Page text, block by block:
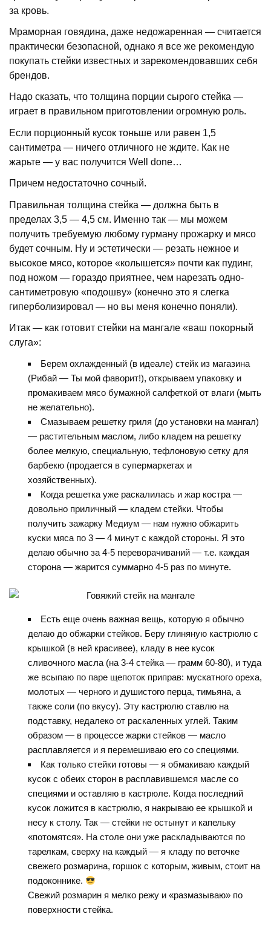
за кровь.
Мраморная говядина, даже недожаренная — считается
практически безопасной, однако я все же рекомендую
покупать стейки известных и зарекомендовавших себя
брендов.
Надо сказать, что толщина порции сырого стейка —
играет в правильном приготовлении огромную роль.
Если порционный кусок тоньше или равен 1,5
сантиметра — ничего отличного не ждите. Как не
жарьте — у вас получитсяWell done…
Причем недостаточно сочный.
Правильная толщина стейка — должна быть в
пределах 3,5 — 4,5 см. Именно так — мы можем
получить требуемую любому гурману прожарку и мясо
будет сочным. Ну и эстетически — резать нежное и
высокое мясо, которое «колышется» почти как пудинг,
под ножом — гораздо приятнее, чем нарезать одно-
сантиметровую «подошву» (конечно это я слегка
гиперболизировал — но вы меня конечно поняли).
Итак — как готовит стейки на мангале «ваш покорный
слуга»:
Берем охлажденный (в идеале) стейк из магазина
(Рибай — Ты мой фаворит!), открываем упаковку и
промакиваем мясо бумажной салфеткой от влаги (мыть
не желательно).
Смазываем решетку гриля (до установки на мангал)
— растительным маслом, либо кладем на решетку
более мелкую, специальную, тефлоновую сетку для
барбекю (продается в супермаркетах и
хозяйственных).
Когда решетка уже раскалилась и жар костра —
довольно приличный — кладем стейки. Чтобы
получить зажарку Медиум — нам нужно обжарить
куски мяса по 3 — 4 минут с каждой стороны. Я это
делаю обычно за 4-5 переворачиваний — т.е. каждая
сторона — жарится суммарно 4-5 раз по минуте.
Есть еще очень важная вещь, которую я обычно
делаю до обжарки стейков. Беру глиняную кастрюлю с
крышкой (в ней красивее), кладу в нее кусок
сливочного масла (на 3-4 стейка — грамм 60-80), и туда
же всыпаю по паре щепоток приправ: мускатного ореха,
молотых — черного и душистого перца, тимьяна, а
также соли (по вкусу). Эту кастрюлю ставлю на
подставку, недалеко от раскаленных углей. Таким
образом — в процессе жарки стейков — масло
расплавляется и я перемешиваю его со специями.
Как только стейки готовы — я обмакиваю каждый
кусок с обеих сторон в расплавившемся масле со
специями и оставляю в кастрюле. Когда последний
кусок ложится в кастрюлю, я накрываю ее крышкой и
несу к столу. Так — стейки не остынут и капельку
«потомятся». На столе они уже раскладываются по
тарелкам, сверху на каждый — я кладу по веточке
свежего розмарина, горшок с которым, живым, стоит на
подоконнике.
Свежий розмарин я мелко режу и «размазываю» по
поверхности стейка.